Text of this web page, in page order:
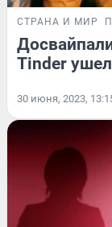
СТРАНА И МИР
Tinder
30 июня, 2023,